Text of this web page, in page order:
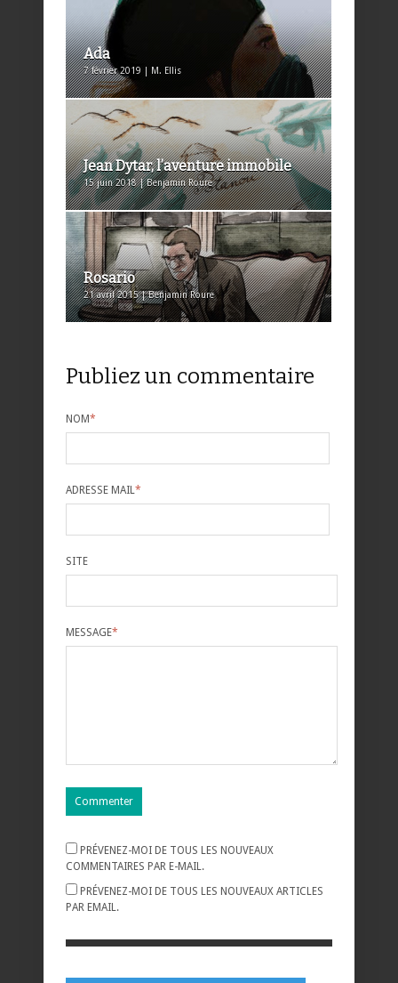
Ada
7 février 2019 | M. Ellis
Jean Dytar, l’aventure immobile
15 juin 2018 | Benjamin Roure
Rosario
21 avril 2015 | Benjamin Roure
Publiez un commentaire
NOM*
ADRESSE MAIL *
SITE
MESSAGE*
PRÉVENEZ-MOI DE TOUS LES NOUVEAUX
COMMENTAIRES PAR E-MAIL.
PRÉVENEZ-MOI DE TOUS LES NOUVEAUX ARTICLES
PAR EMAIL.